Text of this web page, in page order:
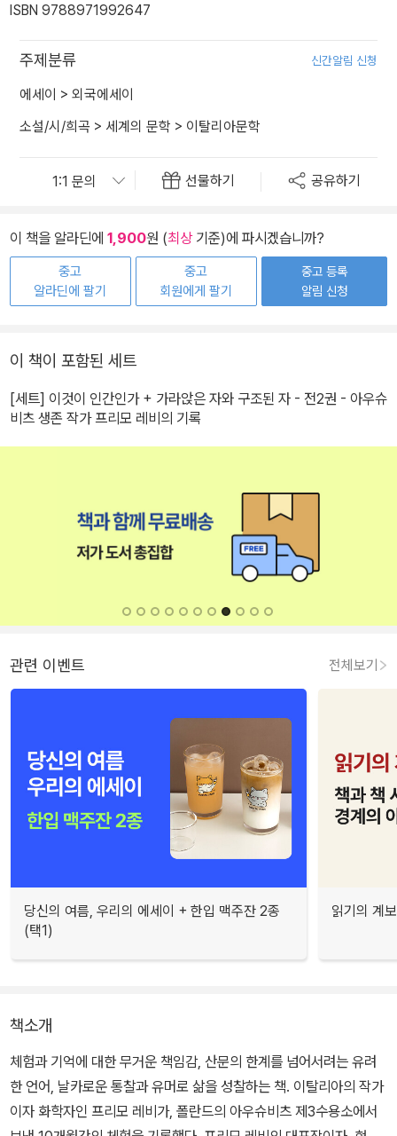
ISBN 9788971992647
주제분류 신간알림 신청
에세이 > 외국에세이
소설/시/희곡 > 세계의 문학 > 이탈리아문학
선물하기 공유하기
이 책을 알라딘에 1,900원 (최상기준)에 파시겠습니까?
중고
알라딘에 팔기
중고
회원에게 팔기
중고 등록
알림 신청
이 책이 포함된 세트
[세트] 이것이 인간인가 + 가라앉은 자와 구조된 자 - 전2권 - 아우슈
비츠 생존 작가 프리모 레비의 기록
관련 이벤트 전체보기
당신의 여름, 우리의 에세이 + 한입 맥주잔 2종
(택1)
읽기의 계
책소개
체험과 기억에 대한 무거운 책임감, 산문의 한계를 넘어서려는 유려
한 언어, 날카로운 통찰과 유머로 삶을 성찰하는 책. 이탈리아의 작가
이자 화학자인 프리모 레비가, 폴란드의 아우슈비츠 제3수용소에서